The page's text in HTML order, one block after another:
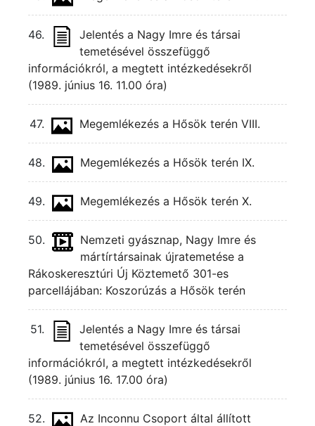
46.
Jelentés a Nagy Imre és társai
temetésével összefüggő
információkról, a megtett intézkedésekről
(1989. június 16. 11.00 óra)
47. Megemlékezés a Hősök terén VIII.
48. Megemlékezés a Hősök terén IX.
49. Megemlékezés a Hősök terén X.
50.
Nemzeti gyásznap, Nagy Imre és
mártírtársainak újratemetése a
Rákoskeresztúri Új Köztemető 301-es
parcellájában: Koszorúzás a Hősök terén
51.
Jelentés a Nagy Imre és társai
temetésével összefüggő
információkról, a megtett intézkedésekről
(1989. június 16. 17.00 óra)
52.
Az Inconnu Csoport által állított